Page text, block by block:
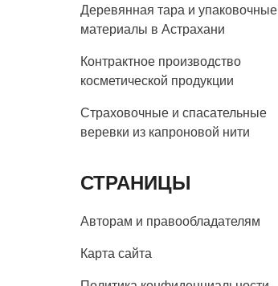
Деревянная тара и упаковочные
материалы в Астрахани
Контрактное производство
косметической продукции
Страховочные и спасательные
веревки из капроновой нити
СТРАНИЦЫ
Авторам и правообладателям
Карта сайта